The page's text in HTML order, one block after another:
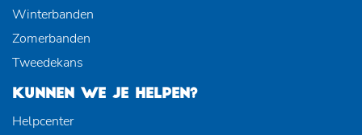
Winterbanden
Zomerbanden
Tweedekans
KUNNEN WE JE HELPEN?
Helpcenter